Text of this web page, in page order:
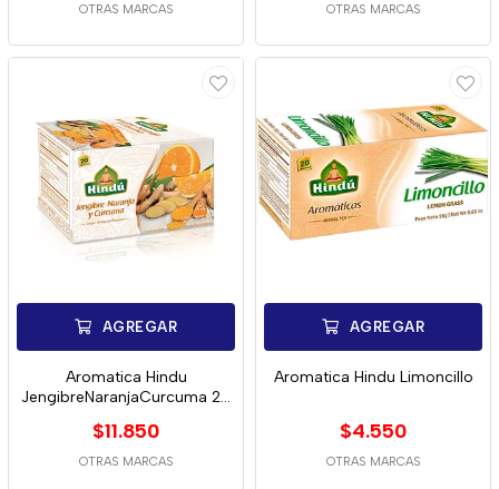
OTRAS MARCAS OTRAS MARCAS
AGREGAR
Aromatica Hindu
JengibreNaranjaCurcuma 20
$11.850
OTRAS MARCAS
AGREGAR
Aromatica Hindu Limoncillo
$4.550
OTRAS MARCAS